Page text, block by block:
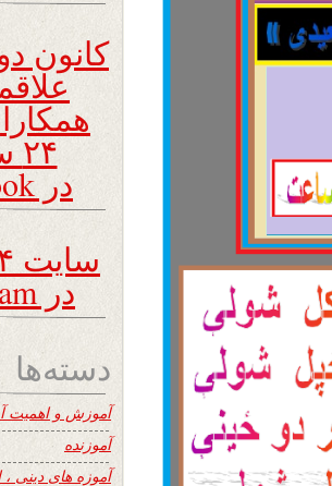
کانون
۲۴ ساعت
در Facebook
در Instagram
دسته‌ها
آموزش و اهمیت
آموزنده
آموزه های دینی